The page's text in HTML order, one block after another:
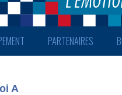
PARTENAIRES
A